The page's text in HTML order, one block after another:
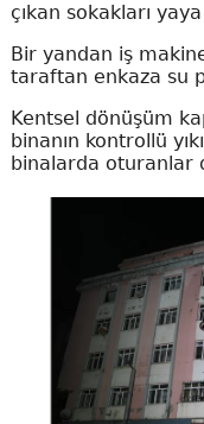
çıkan sokakları
Bir yandan iş
taraftan enkaza su
Kentsel dönüşüm
binanın kontrollü
binalarda oturanlar